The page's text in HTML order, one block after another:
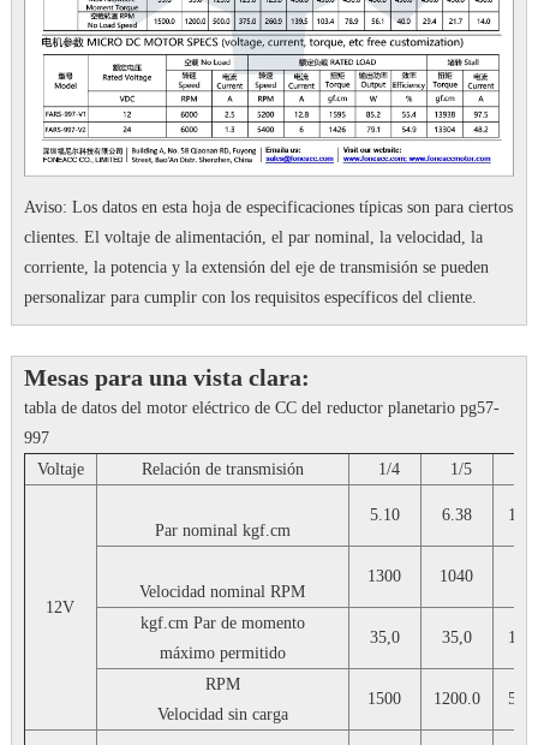
Aviso: Los datos en esta hoja de especificaciones típicas son para ciertos
clientes. El voltaje de alimentación, el par nominal, la velocidad, la
corriente, la potencia y la extensión del eje de transmisión se pueden
personalizar para cumplir con los requisitos específicos del cliente.
Mesas para una vista clara:
tabla de datos del motor eléctrico de CC del reductor planetario pg57-
997
Voltaje
Relación de transmisión 1/4 1/5
12V
Par nominal kgf.cm
5.10 6.38
Velocidad nominalRPM
1300 1040
kgf.cm Par de momento
máximo permitido
35,0 35,0
RPM
Velocidad sin carga
1500 1200.0